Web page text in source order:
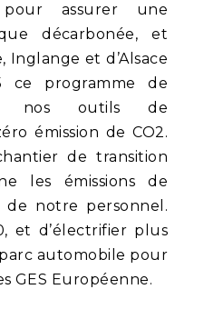
pour assurer une
décarbonée, et
Inglange et d’Alsace
ce programme de
nos outils de
émission de CO2.
de transition
les émissions de
notre personnel.
et d’électrifier plus
automobile pour
GES Européenne.